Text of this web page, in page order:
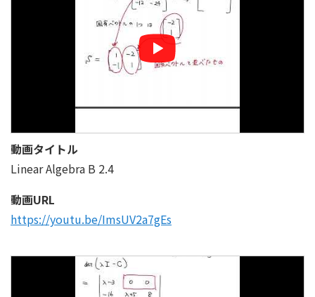
動画タイトル
Linear Algebra B 2.4
動画URL
https://youtu.be/ImsUV2a7gEs